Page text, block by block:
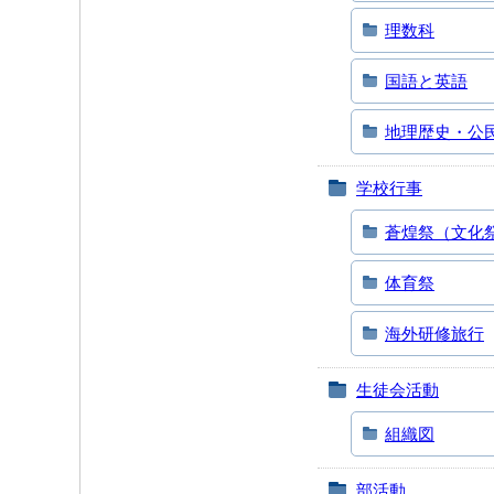
理数科
国語と英語
地理歴史・公
学校行事
蒼煌祭（文化
体育祭
海外研修旅行
生徒会活動
組織図
部活動